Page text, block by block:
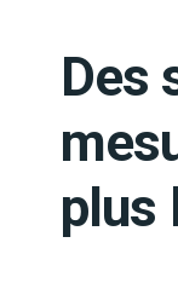
Des
plus